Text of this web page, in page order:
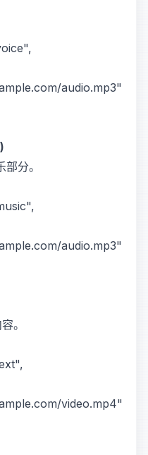
audio.mp3"
分。
audio.mp3"
。
video.mp4"